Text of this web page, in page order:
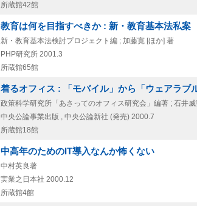
所蔵館42館
教育は何を目指すべきか : 新・教育基本法私案
新・教育基本法検討プロジェクト編 ; 加藤寛 [ほか] 著
PHP研究所 2001.3
所蔵館65館
着るオフィス : 「モバイル」から「ウェアラブ
政策科学研究所「あさってのオフィス研究会」編著 ; 石井威
中央公論事業出版 , 中央公論新社 (発売) 2000.7
所蔵館18館
中高年のためのIT導入なんか怖くない
中村英良著
実業之日本社 2000.12
所蔵館4館